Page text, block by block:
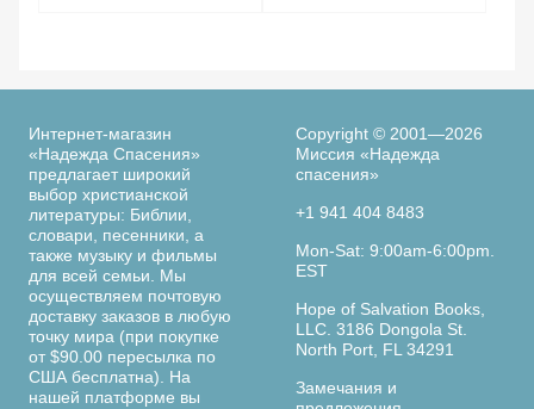
Интернет-магазин
«Надежда Спасения»
предлагает широкий
выбор христианской
литературы: Библии,
словари, песенники, а
также музыку и фильмы
для всей семьи. Мы
осуществляем почтовую
доставку заказов в любую
точку мира (при покупке
от $90.00 пересылка по
США бесплатна). На
нашей платформе вы
Copyright © 2001—2026
Миссия «Надежда
спасения»
+1 941 404 8483
Mon-Sat: 9:00am-6:00pm.
EST
Hope of Salvation Books,
LLC. 3186 Dongola St.
North Port, FL 34291
Замечания и